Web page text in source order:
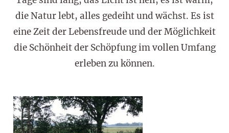
die Natur lebt, alles gedeiht und wächst. Es ist
eine Zeit der Lebensfreude und der Möglichkeit
die Schönheit der Schöpfung im vollen Umfang
erleben zu können.